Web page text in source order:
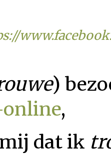
)
online,
dat ik